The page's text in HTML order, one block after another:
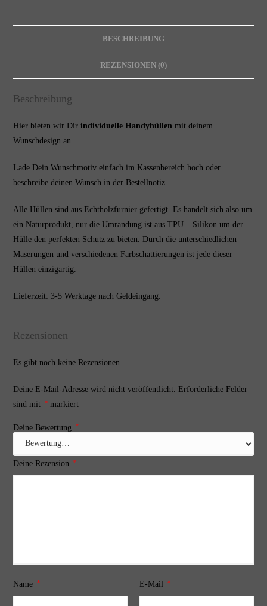
BESCHREIBUNG
REZENSIONEN (0)
Beschreibung
Hier bieten wir Dirindividuelle Handyhüllen mit deinem
Wunschdesign an.
Lade Dein Wunschmotiv einfach im Kassenbereich hoch oder
beschreibe deinen Wunsch in der Bestellnotiz.
Alle Hüllen sind aus Echtholzfurnier gefertigt. Es handelt sich also um
ein Naturprodukt, nur die Umrandung ist aus TPU – Silikon um der
Hülle den perfekten Schutz zu bieten. Durch die unterschiedlichen
Maserungen und verschiedenen Farbschattierungen ist jede dieser
Hüllen einzigartig.
Lieferzeit: 3-5 Werktage nach Geldeingang.
Rezensionen
Es gibt noch keine Rezensionen.
Deine E-Mail-Adresse wird nicht veröffentlicht. Erforderliche Felder
sind mit
* markiert
Deine Bewertung *
Deine Rezension *
Name * E-Mail *